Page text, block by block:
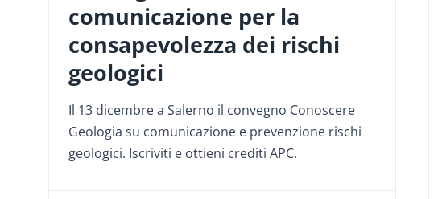
comunicazione per la
consapevolezza dei rischi
geologici
Il 13 dicembre a Salerno il convegno Conoscere
Geologia su comunicazione e prevenzione rischi
geologici. Iscriviti e ottieni crediti APC.